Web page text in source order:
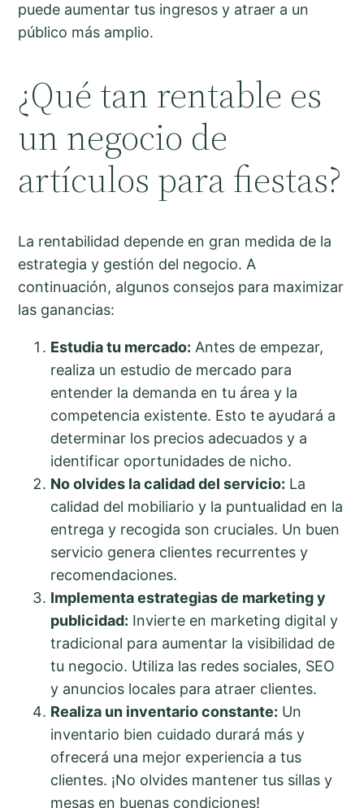
puede aumentar tus ingresos y atraer a un
público más amplio.
¿Qué tan rentable es
un negocio de
artículos para fiestas?
La rentabilidad depende en gran medida de la
estrategia y gestión del negocio. A
continuación, algunos consejos para maximizar
las ganancias:
Estudia tu mercado: Antes de empezar,
realiza un estudio de mercado para
entender la demanda en tu área y la
competencia existente. Esto te ayudará a
determinar los precios adecuados y a
identificar oportunidades de nicho.
No olvides la calidad del servicio: La
calidad del mobiliario y la puntualidad en la
entrega y recogida son cruciales. Un buen
servicio genera clientes recurrentes y
recomendaciones.
Implementa estrategias de marketing y
publicidad: Invierte en marketing digital y
tradicional para aumentar la visibilidad de
tu negocio. Utiliza las redes sociales, SEO
y anuncios locales para atraer clientes.
Realiza un inventario constante: Un
inventario bien cuidado durará más y
ofrecerá una mejor experiencia a tus
clientes. ¡No olvides mantener tus sillas y
mesas en buenas condiciones!